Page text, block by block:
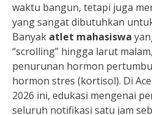
waktu bangun, tetapi juga
yang sangat dibutuhkan
Banyak atlet mahasiswa
“scrolling” hingga larut
penurunan hormon
hormon stres (kortisol). Di
2026 ini, edukasi mengenai
seluruh notifikasi satu jam